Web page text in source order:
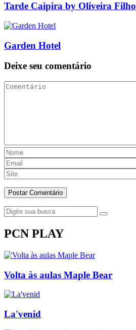
Tarde Caipira by Oliveira Filho
Garden Hotel
Deixe seu comentário
PCN PLAY
Volta às aulas Maple Bear
La'venid